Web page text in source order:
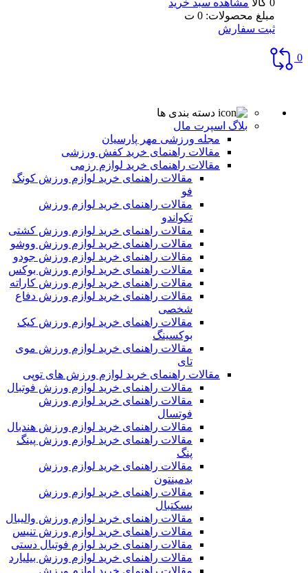
مبلغ محصولات: 0 ت
ثبت سفارش
0
دسته بندی ها
بلاگ اسپرت مال
مجله ورزشی مهر پارسیان
مقالات راهنمای خرید کفش ورزشی
مقالات راهنمای خرید لوازم رزمی
مقالات راهنمای خرید لوازم ورزش کونگ
فو
مقالات راهنمای خرید لوازم ورزش
تکواندو
مقالات راهنمای خرید لوازم ورزش کشتی
مقالات راهنمای خرید لوازم ورزش ووشو
مقالات راهنمای خرید لوازم ورزش جودو
مقالات راهنمای خرید لوازم ورزش بوکس
مقالات راهنمای خرید لوازم ورزش کاراته
مقالات راهنمای خرید لوازم ورزش دفاع
شخصی
مقالات راهنمای خرید لوازم ورزش کیک
بوکسینگ
مقالات راهنمای خرید لوازم ورزش موی
تای
مقالات راهنمای خرید لوازم ورزش های توپی
مقالات راهنمای خرید لوازم ورزش فوتبال
مقالات راهنمای خرید لوازم ورزش
فوتسال
مقالات راهنمای خرید لوازم ورزش هندبال
مقالات راهنمای خرید لوازم ورزش پینگ
پنگ
مقالات راهنمای خرید لوازم ورزش
بدمینتون
مقالات راهنمای خرید لوازم ورزش
بسکتبال
مقالات راهنمای خرید لوازم ورزش والیبال
مقالات راهنمای خرید لوازم ورزش تنیس
مقالات راهنمای خرید لوازم فوتبال دستی
مقالات راهنمای خرید لوازم ورزش بیلیارد
مقالات راهنمای خرید لوازم ورزش